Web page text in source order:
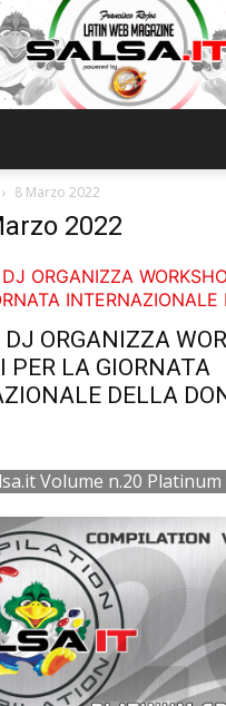
8 Marzo 2022
2022
DJ ORGANIZZA
PER LA GIORNATA
DELLA
Volume n.20